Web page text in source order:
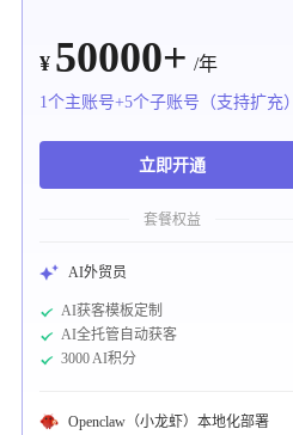
¥ 50000+ /年
1个主账号+5个子账号（支持扩充）
立即开通
套餐权益
AI外贸员
AI获客模板定制
AI全托管自动获客
3000 AI积分
Openclaw（小龙虾）本地化部署